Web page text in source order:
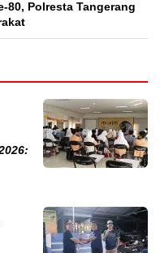
80, Polresta Tangerang